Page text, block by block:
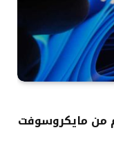
ويندوز 11 القادم من مايكروسوفت